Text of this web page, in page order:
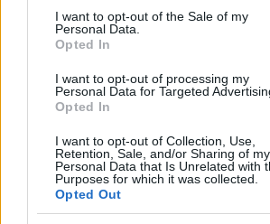
consent section.
I want to opt-out of the Sale of my
Personal Data.
Opted In
I want to opt-out of processing my
Personal Data for Targeted
Opted In
I want to opt-out of Collection, Use,
Retention, Sale, and/or Sharing of my
Personal Data that Is Unrelated with
Purposes for which it was collected.
Opted Out
Tánccal, zeneszóval és vásárral
Jászberény, indul a Csángó Fesztivál
központjává válik Jászberény, ma indul a
Fesztivált....